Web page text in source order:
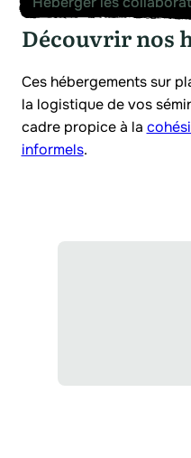
Découvrir nos
Ces hébergements sur
la logistique de vos
cadre propice à la
informels.